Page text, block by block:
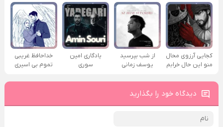
کجایی آرزوی محال
منو این حال خرابم
از شب بپرسید
یوسف زمانی
یادگاری امین
سوری
خداحافظ غریبی
تموم بی اسیری
دیدگاه خود را بگذارید